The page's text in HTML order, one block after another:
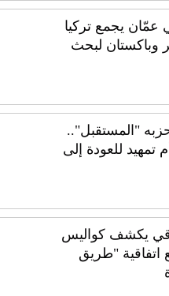
عمّان يجمع تركيا
وباكستان لبحث
"المستقبل"..
تمهيد للعودة إلى
يكشف كواليس
اتفاقية "طريق